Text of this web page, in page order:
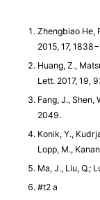
Zhengbiao He,
2015, 17,
Huang, Z.,
Lett. 2017, 19,
Fang, J., Shen,
2049.
Konik, Y.,
Lopp, M.,
Ma, J., Liu, Q.;
#t2 a